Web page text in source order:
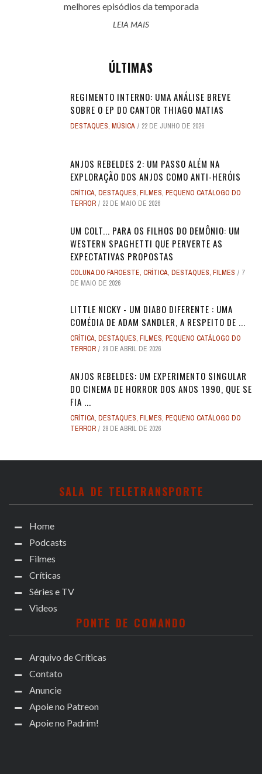
melhores episódios da temporada
LEIA MAIS
ÚLTIMAS
REGIMENTO INTERNO: UMA ANÁLISE BREVE
SOBRE O EP DO CANTOR THIAGO MATIAS
DESTAQUES, MÚSICA 22 DE JUNHO DE 2026
ANJOS REBELDES 2: UM PASSO ALÉM NA
EXPLORAÇÃO DOS ANJOS COMO ANTI-HERÓIS
CRÍTICA, DESTAQUES, FILMES, PEQUENO CATÁLOGO DO
TERROR
22 DE MAIO DE 2026
UM COLT... PARA OS FILHOS DO DEMÔNIO: UM
WESTERN SPAGHETTI QUE PERVERTE AS
EXPECTATIVAS PROPOSTAS
COLUNA DO FAROESTE, CRÍTICA, DESTAQUES, FILMES
7
DE MAIO DE 2026
LITTLE NICKY - UM DIABO DIFERENTE : UMA
COMÉDIA DE ADAM SANDLER, A RESPEITO DE ...
CRÍTICA, DESTAQUES, FILMES, PEQUENO CATÁLOGO DO
TERROR
29 DE ABRIL DE 2026
ANJOS REBELDES: UM EXPERIMENTO SINGULAR
DO CINEMA DE HORROR DOS ANOS 1990, QUE SE
FIA ...
CRÍTICA, DESTAQUES, FILMES, PEQUENO CATÁLOGO DO
TERROR
28 DE ABRIL DE 2026
SALA DE TELETRANSPORTE
Home
Podcasts
Filmes
Críticas
Séries e TV
Videos
PONTE DE COMANDO
Arquivo de Críticas
Contato
Anuncie
Apoie no Patreon
Apoie no Padrim!